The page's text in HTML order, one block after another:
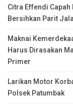
Citra Effendi
Bersihkan Parit
Maknai
Harus Dirasakan
Primer
Larikan Motor
Polsek Patumbak